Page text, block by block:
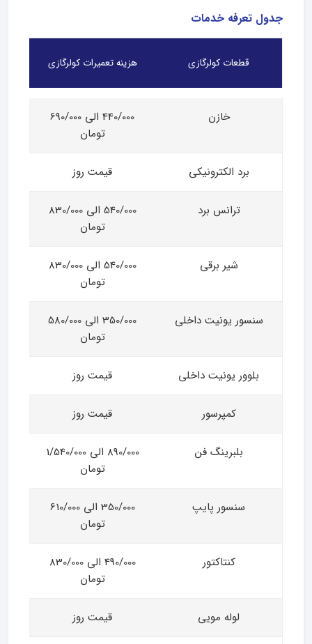
جدول تعرفه خدمات
قطعات کولرگازی هزینه تعمیرات کولرگازی
خازن
440/000 الی 690/000
تومان
برد الکترونیکی قیمت روز
ترانس برد
540/000 الی 830/000
تومان
شیر برقی
540/000 الی 830/000
تومان
سنسور یونیت داخلی
350/000 الی 580/000
تومان
بلوور یونیت داخلی قیمت روز
کمپرسور قیمت روز
بلبرینگ فن
890/000 الی 1/540/000
تومان
سنسور پایپ
350/000 الی 610/000
تومان
کنتاکتور
490/000 الی 830/000
تومان
لوله مویی قیمت روز